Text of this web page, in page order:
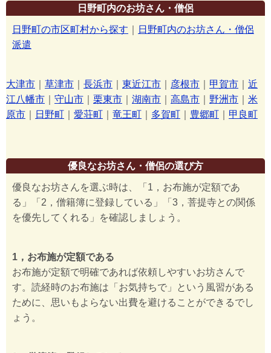
日野町内のお坊さん・僧侶
日野町の市区町村から探す
日野町内のお坊さん・僧侶
派遣
大津市 草津市 長浜市 東近江市 彦根市 甲賀市
近
江八幡市
守山市 栗東市 湖南市 高島市 野洲市
米
原市
日野町 愛荘町 竜王町 多賀町 豊郷町 甲良町
優良なお坊さん・僧侶の選び方
優良なお坊さんを選ぶ時は、「1，お布施が定額であ
る」「2，僧籍簿に登録している」「3，菩提寺との関係
を優先してくれる」を確認しましょう。
1，お布施が定額である
お布施が定額で明確であれば依頼しやすいお坊さんで
す。読経時のお布施は「お気持ちで」という風習がある
ために、思いもよらない出費を避けることができるでし
ょう。